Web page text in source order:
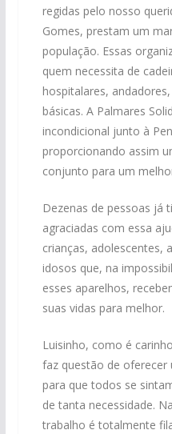
regidas pelo nosso
Gomes, prestam um
população. Essas
quem necessita de
hospitalares,
básicas. A Palmares
incondicional junto à
proporcionando assim
conjunto para um
Dezenas de pessoas já
agraciadas com essa
crianças, adolescentes,
idosos que, na
esses aparelhos,
suas vidas para melhor.
Luisinho, como é
faz questão de oferecer
para que todos se
de tanta necessidade.
trabalho é totalmente